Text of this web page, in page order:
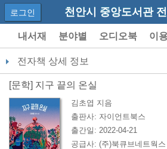
천안시 중앙도서관
로그인
내서재 분야별 오디오북 이
전자책 상세 정보
[문학] 지구 끝의 온실
김초엽 지음
출판사: 자이언트북스
출간일: 2022-04-21
공급사: (주)북큐브네트웍스